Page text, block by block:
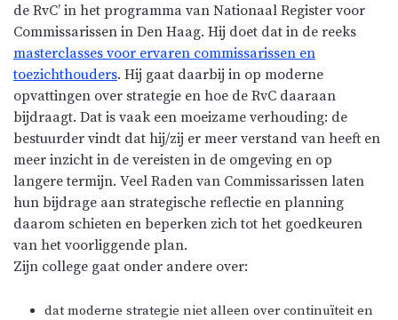
de RvC’ in het programma van Nationaal Register voor
Commissarissen in Den Haag. Hij doet dat in de reeks
masterclasses voor ervaren commissarissen en
toezichthouders. Hij gaat daarbij in op moderne
opvattingen over strategie en hoe de RvC daaraan
bijdraagt. Dat is vaak een moeizame verhouding: de
bestuurder vindt dat hij/zij er meer verstand van heeft en
meer inzicht in de vereisten in de omgeving en op
langere termijn. Veel Raden van Commissarissen laten
hun bijdrage aan strategische reflectie en planning
daarom schieten en beperken zich tot het goedkeuren
van het voorliggende plan.
Zijn college gaat onder andere over:
dat moderne strategie niet alleen over continuïteit en